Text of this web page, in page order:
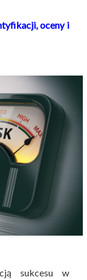
oceny i
sukcesu w